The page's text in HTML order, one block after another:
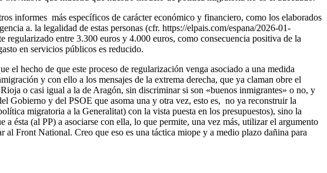
informes más específicos de carácter económico y financiero, como los elaborados
a. la legalidad de estas personas (cfr. https://elpais.com/espana/2026-01-
entre 3.300 euros y 4.000 euros, como consecuencia positiva de la
en servicios públicos es reducido.
el hecho de que este proceso de regularización venga asociado a una medida
y con ello a los mensajes de la extrema derecha, que ya claman obre el
o casi igual a la de Aragón, sin discriminar si son «buenos inmigrantes» o no, y
Gobierno y del PSOE que asoma una y otra vez, esto es, no ya reconstruir la
migratoria a la Generalitat) con la vista puesta en los presupuestos), sino la
ésta (al PP) a asociarse con ella, lo que permite, una vez más, utilizar el argumento
Front National. Creo que eso es una táctica miope y a medio plazo dañina para